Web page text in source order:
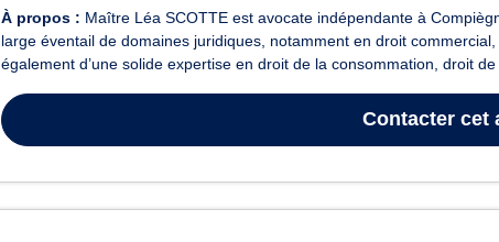
À propos : Maître Léa SCOTTE est avocate indépendante à
large éventail de domaines juridiques, notamment en droit
également d’une solide expertise en droit de la consommation, droit de
Contacter cet